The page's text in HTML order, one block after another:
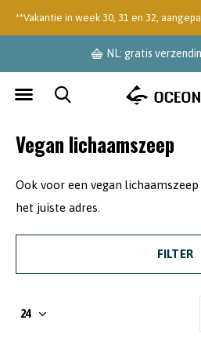
NL: gratis
**Vakantie in week 30, 31 en 32,
Vegan lichaamszeep
Ook voor een vegan
het juiste adres.
FILTER